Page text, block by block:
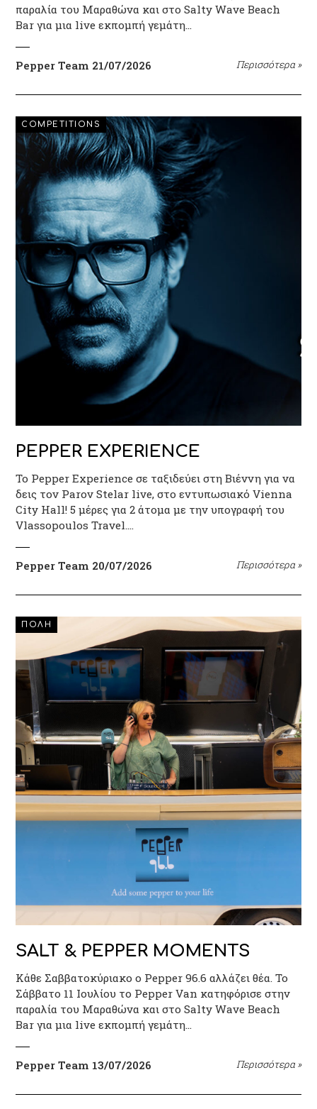
παραλία του Μαραθώνα και στο Salty Wave Beach
Bar για μια live εκπομπή γεμάτη…
Pepper Team 21/07/2026 Περισσότερα »
COMPETITIONS
PEPPER EXPERIENCE
Το Pepper Experience σε ταξιδεύει στη Βιέννη για να
δεις τον Parov Stelar live, στο εντυπωσιακό Vienna
City Hall! 5 μέρες για 2 άτομα με την υπογραφή του
Vlassopoulos Travel.…
Pepper Team 20/07/2026 Περισσότερα »
ΠΟΛΗ
SALT & PEPPER MOMENTS
Κάθε Σαββατοκύριακο ο Pepper 96.6 αλλάζει θέα. Το
Σάββατο 11 Ιουλίου το Pepper Van κατηφόρισε στην
παραλία του Μαραθώνα και στο Salty Wave Beach
Bar για μια live εκπομπή γεμάτη…
Pepper Team 13/07/2026 Περισσότερα »